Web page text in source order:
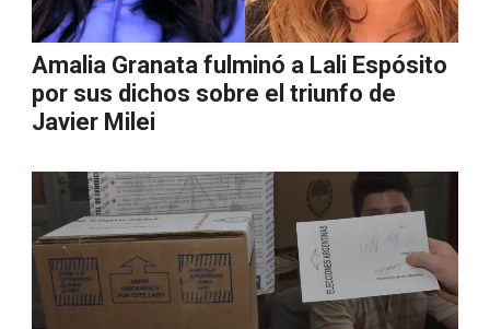
Amalia Granata fulminó a Lali Espósito
por sus dichos sobre el triunfo de
Javier Milei